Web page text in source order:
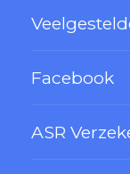
Facebook
ASR